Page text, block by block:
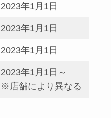
2023年1月1日
2023年1月1日
2023年1月1日
2023年1月1日～
※店舗により異なる